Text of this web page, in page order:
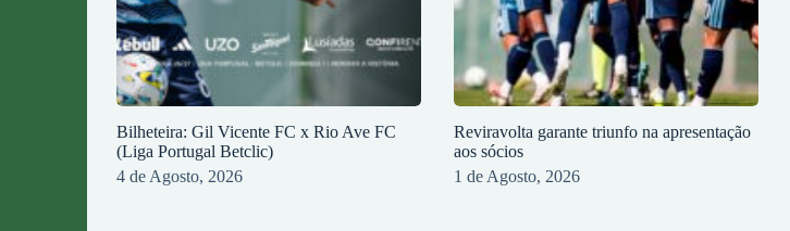
Bilheteira: Gil Vicente FC x Rio Ave FC
(Liga Portugal Betclic)
4 de Agosto, 2026
Reviravolta garante triunfo na apresentação
aos sócios
1 de Agosto, 2026